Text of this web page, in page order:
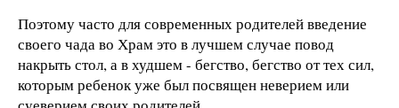
Поэтому часто для современных родителей введение
своего чада во Храм это в лучшем случае повод
накрыть стол, а в худшем - бегство, бегство от тех сил,
которым ребенок уже был посвящен неверием или